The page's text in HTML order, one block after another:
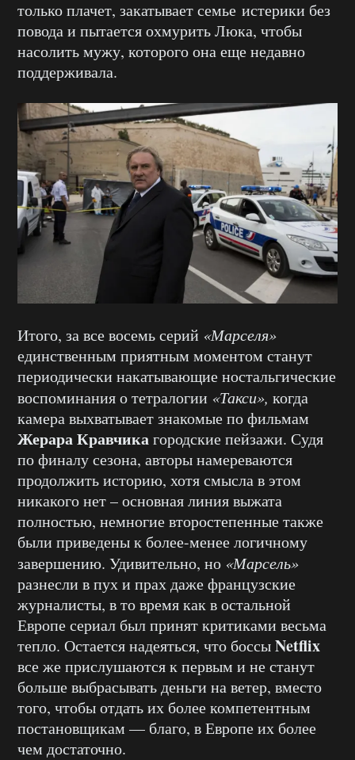
только плачет, закатывает семье истерики без
повода и пытается охмурить Люка, чтобы
насолить мужу, которого она еще недавно
поддерживала.
Итого, за все восемь серий «Марселя»
единственным приятным моментом станут
периодически накатывающие ностальгические
воспоминания о тетралогии «Такси», когда
камера выхватывает знакомые по фильмам
Жерара Кравчикагородские пейзажи. Судя
по финалу сезона, авторы намереваются
продолжить историю, хотя смысла в этом
никакого нет – основная линия выжата
полностью, немногие второстепенные также
были приведены к более-менее логичному
завершению. Удивительно, но «Марсель»
разнесли в пух и прах даже французские
журналисты, в то время как в остальной
Европе сериал был принят критиками весьма
тепло. Остается надеяться, что боссыNetflix
все же прислушаются к первым и не станут
больше выбрасывать деньги на ветер, вместо
того, чтобы отдать их более компетентным
постановщикам — благо, в Европе их более
чем достаточно.